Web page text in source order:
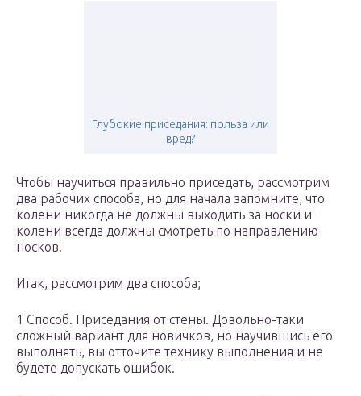
Глубокие приседания: польза или
вред?
Чтобы научиться правильно приседать, рассмотрим
два рабочих способа, но для начала запомните, что
колени никогда не должны выходить за носки и
колени всегда должны смотреть по направлению
носков!
Итак, рассмотрим два способа;
1 Способ. Приседания от стены. Довольно-таки
сложный вариант для новичков, но научившись его
выполнять, вы отточите технику выполнения и не
будете допускать ошибок.